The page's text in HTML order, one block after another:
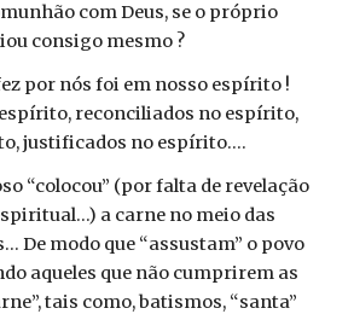
com Deus, se o próprio
consigo mesmo ?
por nós foi em nosso espírito !
reconciliados no espírito,
justificados no espírito....
“colocou” (por falta de revelação
a carne no meio das
De modo que “assustam” o povo
aqueles que não cumprirem as
tais como, batismos, “santa”